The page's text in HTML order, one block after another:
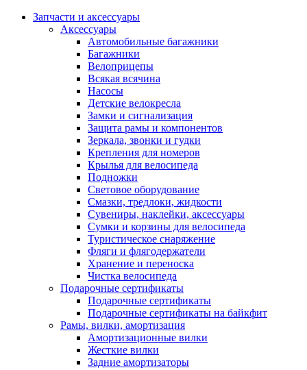
Запчасти и аксессуары
Аксессуары
Автомобильные багажники
Багажники
Велоприцепы
Всякая всячина
Насосы
Детские велокресла
Замки и сигнализация
Защита рамы и компонентов
Зеркала, звонки и гудки
Крепления для номеров
Крылья для велосипеда
Подножки
Световое оборудование
Смазки, тредлоки, жидкости
Сувениры, наклейки, аксессуары
Сумки и корзины для велосипеда
Туристическое снаряжение
Фляги и флягодержатели
Хранение и переноска
Чистка велосипеда
Подарочные сертификаты
Подарочные сертификаты
Подарочные сертификаты на байкфит
Рамы, вилки, амортизация
Амортизационные вилки
Жесткие вилки
Задние амортизаторы